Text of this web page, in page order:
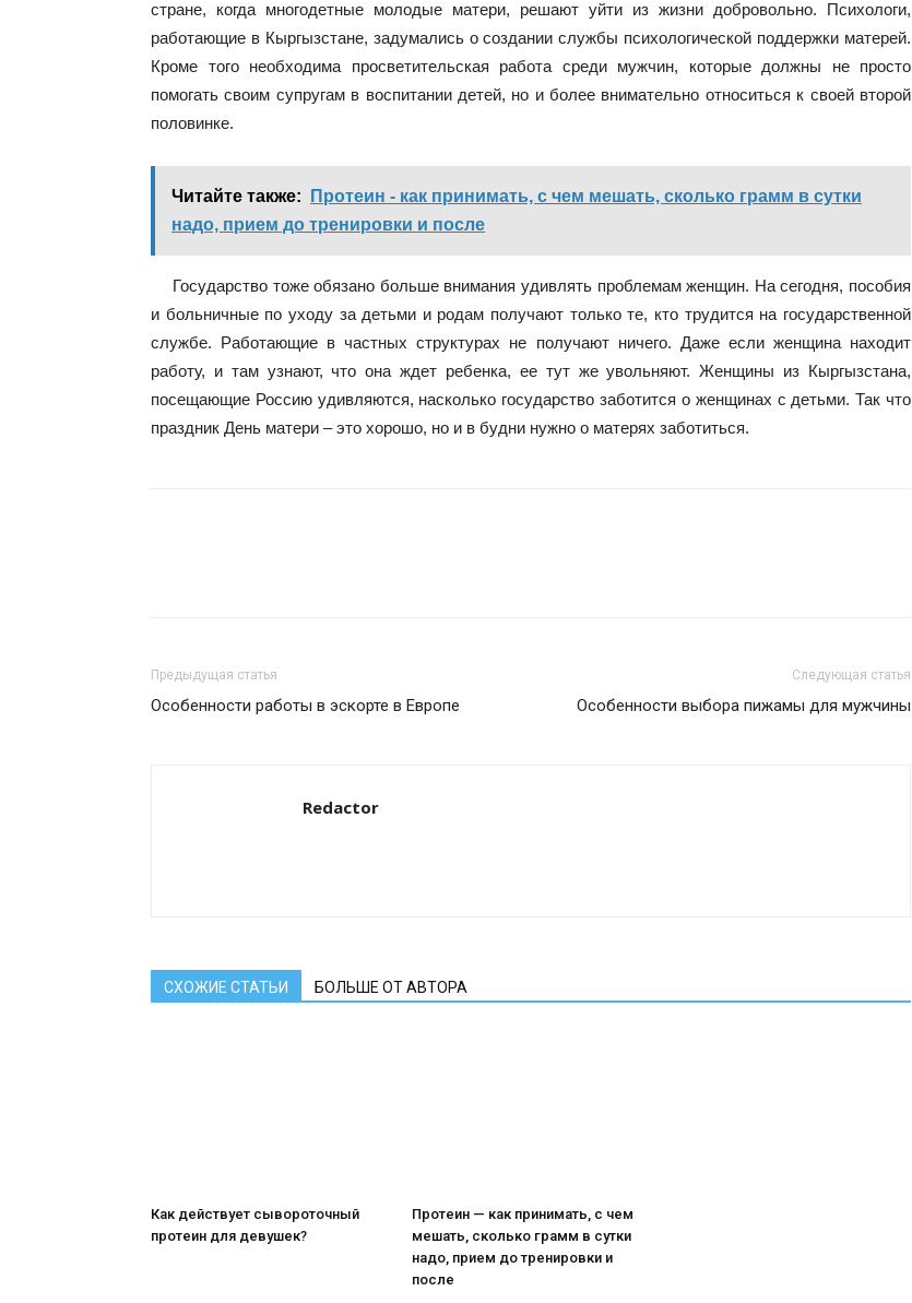
стране, когда многодетные молодые матери, решают уйти из жизни добровольно. Психологи,
работающие в Кыргызстане, задумались о создании службы психологической поддержки матерей.
Кроме того необходима просветительская работа среди мужчин, которые должны не просто
помогать своим супругам в воспитании детей, но и более внимательно относиться к своей второй
половинке.
Читайте также:
Протеин - как принимать, с чем мешать, сколько грамм в сутки
надо, прием до тренировки и после
Государство тоже обязано больше внимания удивлять проблемам женщин. На сегодня, пособия
и больничные по уходу за детьми и родам получают только те, кто трудится на государственной
службе. Работающие в частных структурах не получают ничего. Даже если женщина находит
работу, и там узнают, что она ждет ребенка, ее тут же увольняют. Женщины из Кыргызстана,
посещающие Россию удивляются, насколько государство заботится о женщинах с детьми. Так что
праздник День матери – это хорошо, но и в будни нужно о матерях заботиться.
Предыдущая статья
Особенности работы в эскорте в Европе
Следующая статья
Особенности выбора пижамы для мужчины
Redactor
СХОЖИЕ СТАТЬИ БОЛЬШЕ ОТ АВТОРА
Как действует сывороточный
протеин для девушек?
Протеин — как принимать, с чем
мешать, сколько грамм в сутки
надо, прием до тренировки и
после